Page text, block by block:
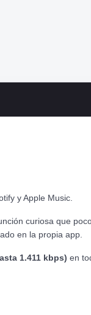
y Apple Music.
curiosa que
en la propia app.
1.411 kbps) en